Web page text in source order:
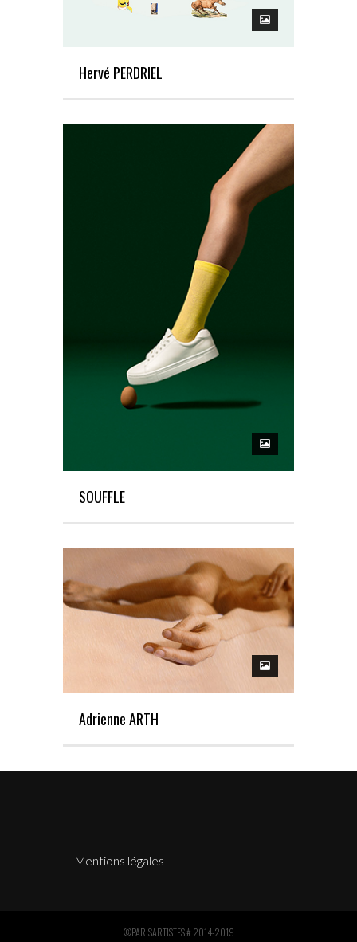
Hervé PERDRIEL
SOUFFLE
Adrienne ARTH
Mentions légales
©PARISARTISTES # 2014-2019